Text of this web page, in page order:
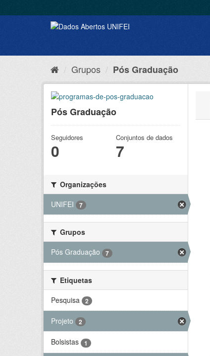
Grupos Pós Graduação
Pós Graduação
Seguidores
0
Conjuntos de dados
7
Organizações
UNIFEI
7
Grupos
Pós Graduação
7
Etiquetas
Pesquisa
2
Projeto 2
Bolsistas 1